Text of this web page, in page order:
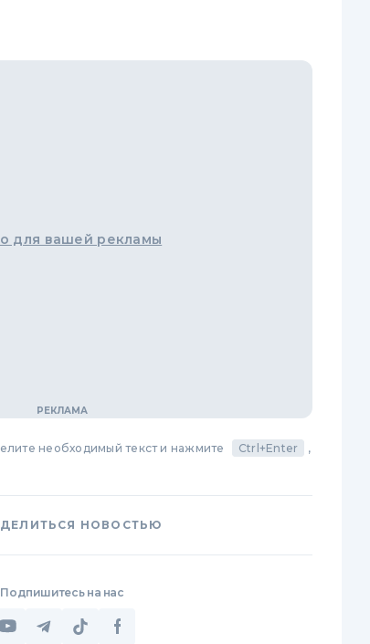
для вашей рекламы
необходимый текст и нажмите Ctrl+Enter
,
НОВОСТЬЮ
Подпишитесь на нас